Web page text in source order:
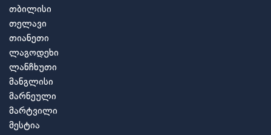
თბილისი
თელავი
თიანეთი
ლაგოდეხი
ლანჩხუთი
მანგლისი
მარნეული
მარტვილი
მესტია